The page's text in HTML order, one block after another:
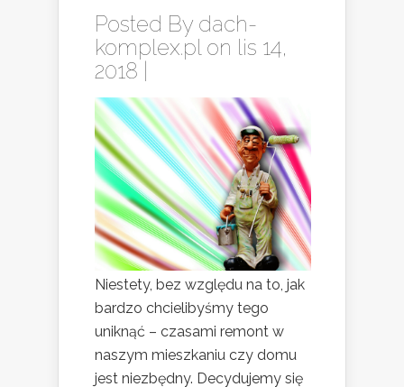
Posted By dach-
komplex.plon lis 14,
2018 |
Niestety, bez względu na to, jak
bardzo chcielibyśmy tego
uniknąć – czasami remont w
naszym mieszkaniu czy domu
jest niezbędny. Decydujemy się